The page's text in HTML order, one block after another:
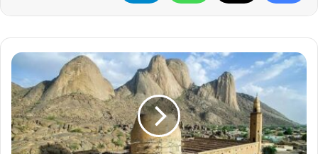
سرقة
أثناء
الداخلية
لكسلا